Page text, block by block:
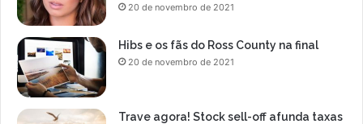
20 de novembro de 2021
Hibs e os fãs do Ross County na final
20 de novembro de 2021
Trave agora! Stock sell-off afunda taxas